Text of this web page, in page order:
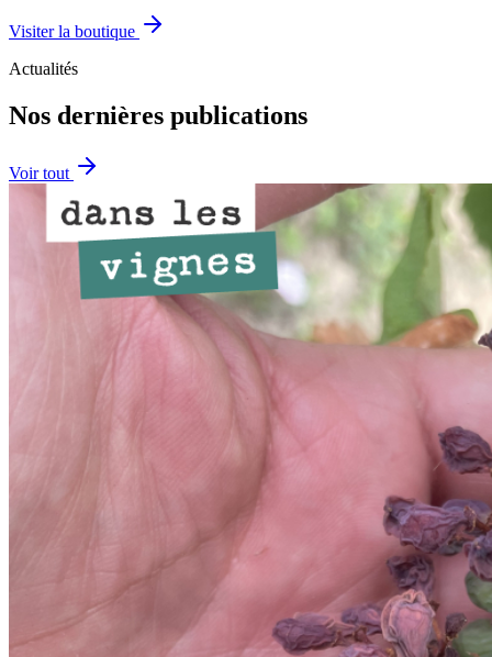
Visiter la boutique
Actualités
Nos dernières publications
Voir tout